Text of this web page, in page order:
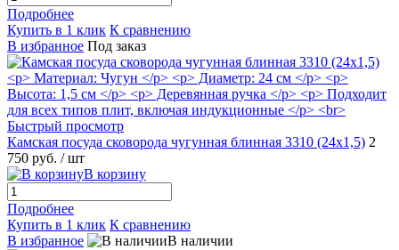
Подробнее
Купить в 1 клик К сравнению
В избранное Под заказ
Быстрый просмотр
Камская посуда сковорода чугунная блинная 3310 (24х1,5) 2
750 руб. / шт
В корзину
Подробнее
Купить в 1 клик К сравнению
В избранное
В наличии